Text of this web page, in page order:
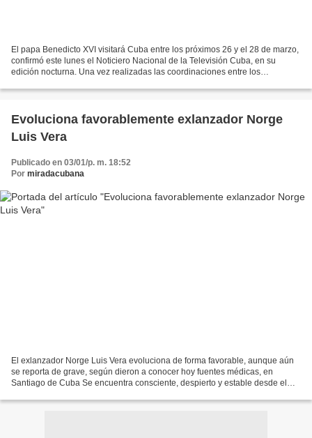
El papa Benedicto XVI visitará Cuba entre los próximos 26 y el 28 de marzo,
confirmó este lunes el Noticiero Nacional de la Televisión Cuba, en su
edición nocturna. Una vez realizadas las coordinaciones entre los
Evoluciona favorablemente exlanzador Norge
Luis Vera
Publicado en 03/01/p. m. 18:52
Por miradacubana
El exlanzador Norge Luis Vera evoluciona de forma favorable, aunque aún
se reporta de grave, según dieron a conocer hoy fuentes médicas, en
Santiago de Cuba Se encuentra consciente, despierto y estable desde el